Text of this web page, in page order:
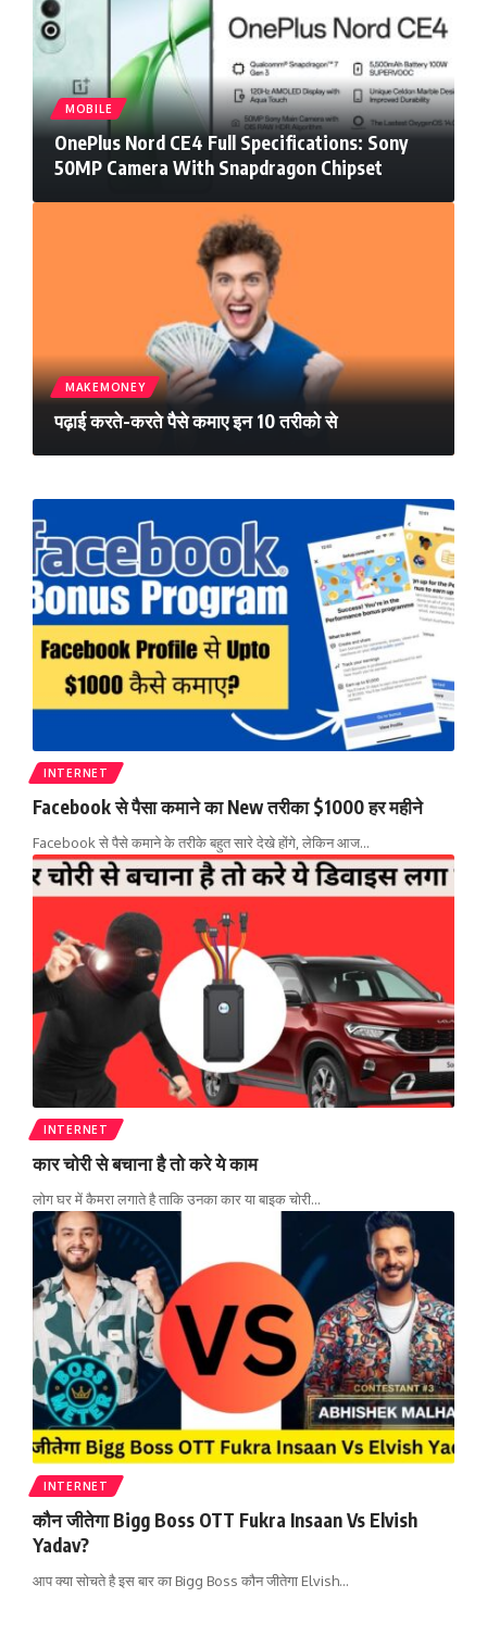
MOBILE
OnePlus Nord CE4 Full Specifications: Sony
50MP Camera With Snapdragon Chipset
MAKEMONEY
पढ़ाई करते-करते पैसे कमाए इन 10 तरीको से
INTERNET
Facebook से पैसा कमाने का New तरीका $1000 हर महीने
Facebook से पैसे कमाने के तरीके बहुत सारे देखे होंगे, लेकिन आज…
INTERNET
कार चोरी से बचाना है तो करे ये काम
लोग घर में कैमरा लगाते है ताकि उनका कार या बाइक चोरी…
INTERNET
कौन जीतेगा Bigg Boss OTT Fukra Insaan Vs Elvish
Yadav?
आप क्या सोचते है इस बार का Bigg Boss कौन जीतेगा Elvish…